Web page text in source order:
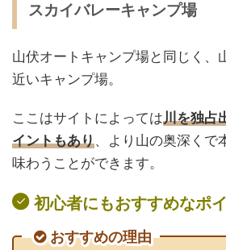
スカイバレーキャンプ場
山伏オートキャンプ場と同じく、
近いキャンプ場。
ここはサイトによっては川を独占
イントもあり、より山の奥深くで
味わうことができます。
初心者にもおすすめなポ
おすすめの理由